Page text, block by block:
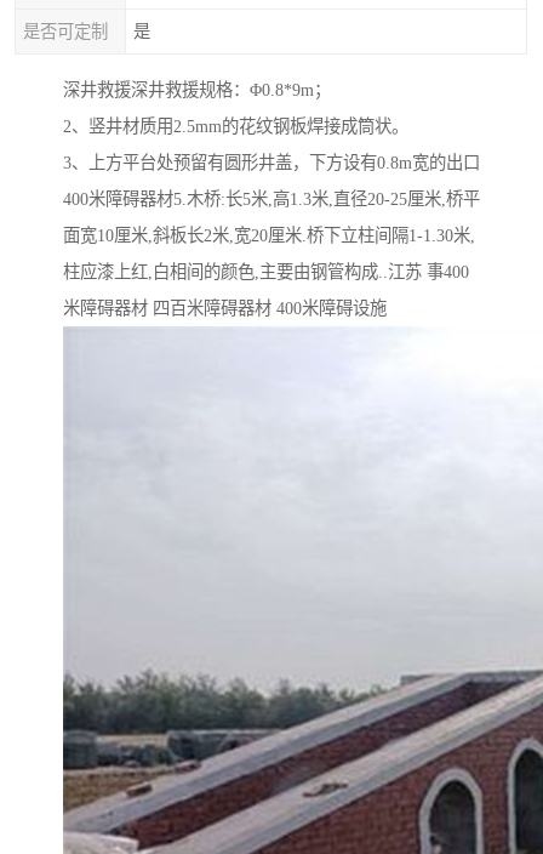
是否可定制 是
深井救援深井救援规格：Φ0.8*9m；
2、竖井材质用2.5mm的花纹钢板焊接成筒状。
3、上方平台处预留有圆形井盖，下方设有0.8m宽的出口
400米障碍器材5.木桥:长5米,高1.3米,直径20-25厘米,桥平
面宽10厘米,斜板长2米,宽20厘米.桥下立柱间隔1-1.30米,
柱应漆上红,白相间的颜色,主要由钢管构成..江苏 事400
米障碍器材 四百米障碍器材 400米障碍设施